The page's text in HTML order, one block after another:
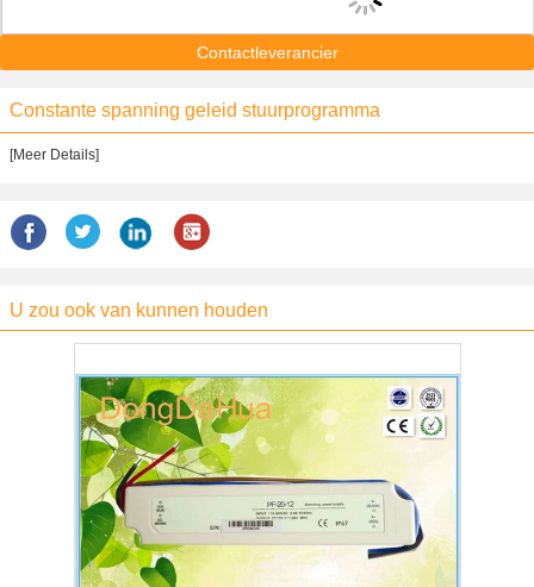
Contactleverancier
Constante spanning geleid stuurprogramma
[Meer Details]
U zou ook van kunnen houden